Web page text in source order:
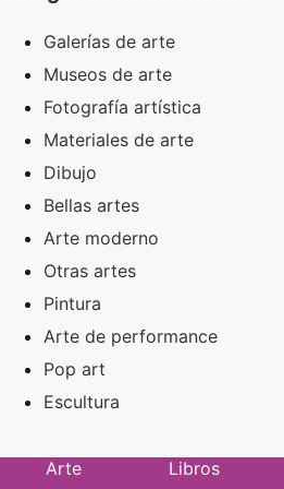
Galerías de arte
Museos de arte
Fotografía artística
Materiales de arte
Dibujo
Bellas artes
Arte moderno
Otras artes
Pintura
Arte de performance
Pop art
Escultura
Arte Libros